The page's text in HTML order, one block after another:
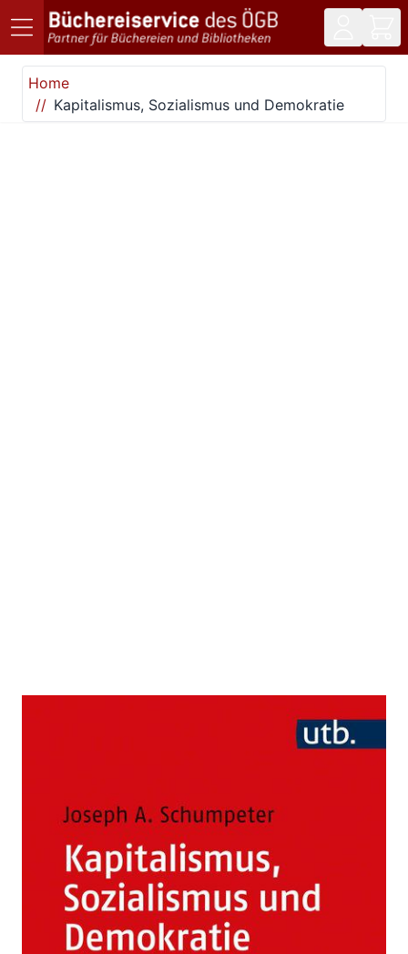
Direkt zum Inhalt
Home
Kapitalismus, Sozialismus und Demokratie
Kapitalismus, Sozialismus und
Zur Wunschliste hinzufügen
Mit einer Einführung von Heinz D. Kurz
Joseph A. Schumpeter